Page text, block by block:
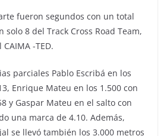
fueron segundos con un total
solo 8 del Track Cross Road Team,
-TED.
parciales Pablo Escribá en los
Enrique Mateu en los 1.500 con
y Gaspar Mateu en el salto con
una marca de 4.10. Además,
se llevó también los 3.000 metros